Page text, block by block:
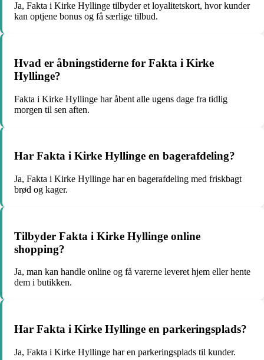
Ja, Fakta i Kirke Hyllinge tilbyder et loyalitetskort, hvor kunder
kan optjene bonus og få særlige tilbud.
Hvad er åbningstiderne for Fakta i Kirke
Hyllinge?
Fakta i Kirke Hyllinge har åbent alle ugens dage fra tidlig
morgen til sen aften.
Har Fakta i Kirke Hyllinge en bagerafdeling?
Ja, Fakta i Kirke Hyllinge har en bagerafdeling med friskbagt
brød og kager.
Tilbyder Fakta i Kirke Hyllinge online
shopping?
Ja, man kan handle online og få varerne leveret hjem eller hente
dem i butikken.
Har Fakta i Kirke Hyllinge en parkeringsplads?
Ja, Fakta i Kirke Hyllinge har en parkeringsplads til kunder.